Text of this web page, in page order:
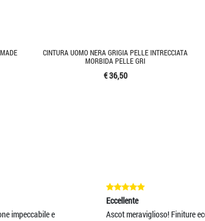
CINTURA UOMO NERA GRIGIA PELLE INTRECCIATA
MORBIDA PELLE GRI
€ 36,50
Ascot meraviglioso! Finiture eccellenti e